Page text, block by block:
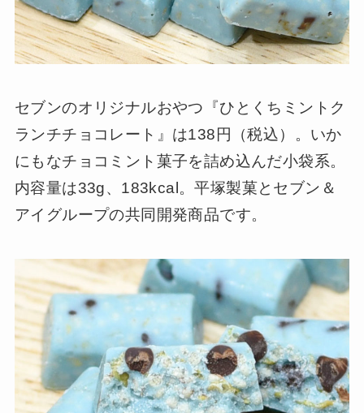
セブンのオリジナルおやつ『ひとくちミントク
ランチチョコレート』は138円（税込）。いか
にもなチョコミント菓子を詰め込んだ小袋系。
内容量は33g、183kcal。平塚製菓とセブン＆
アイグループの共同開発商品です。